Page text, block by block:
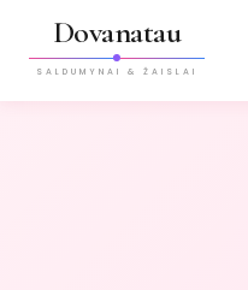
Dovanatau
SALDUMYNAI & ŽAISLAI